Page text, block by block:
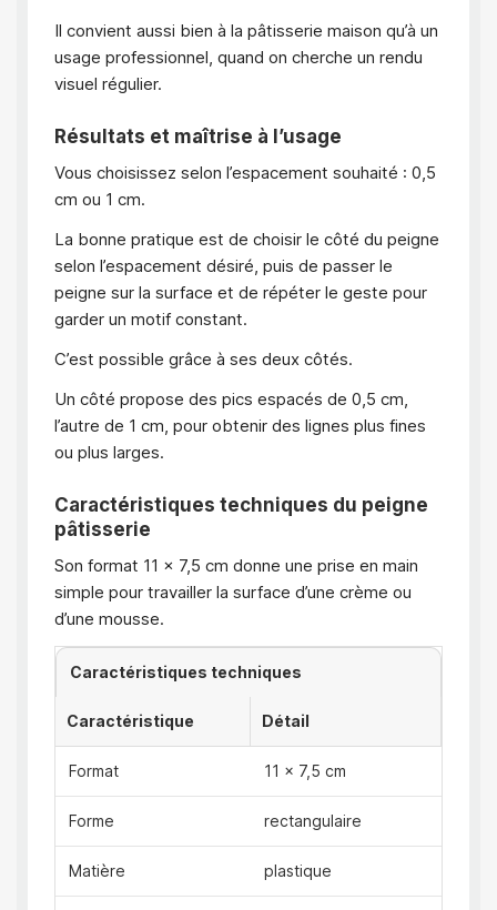
Il convient aussi bien à la pâtisserie maison qu’à un
usage professionnel, quand on cherche un rendu
visuel régulier.
Résultats et maîtrise à l’usage
Vous choisissez selon l’espacement souhaité : 0,5
cm ou 1 cm.
La bonne pratique est de choisir le côté du peigne
selon l’espacement désiré, puis de passer le
peigne sur la surface et de répéter le geste pour
garder un motif constant.
C’est possible grâce à ses deux côtés.
Un côté propose des pics espacés de 0,5 cm,
l’autre de 1 cm, pour obtenir des lignes plus fines
ou plus larges.
Caractéristiques techniques du peigne
pâtisserie
Son format 11 × 7,5 cm donne une prise en main
simple pour travailler la surface d’une crème ou
d’une mousse.
Caractéristiques techniques
Caractéristique Détail
Format 11 × 7,5 cm
Forme rectangulaire
Matière plastique